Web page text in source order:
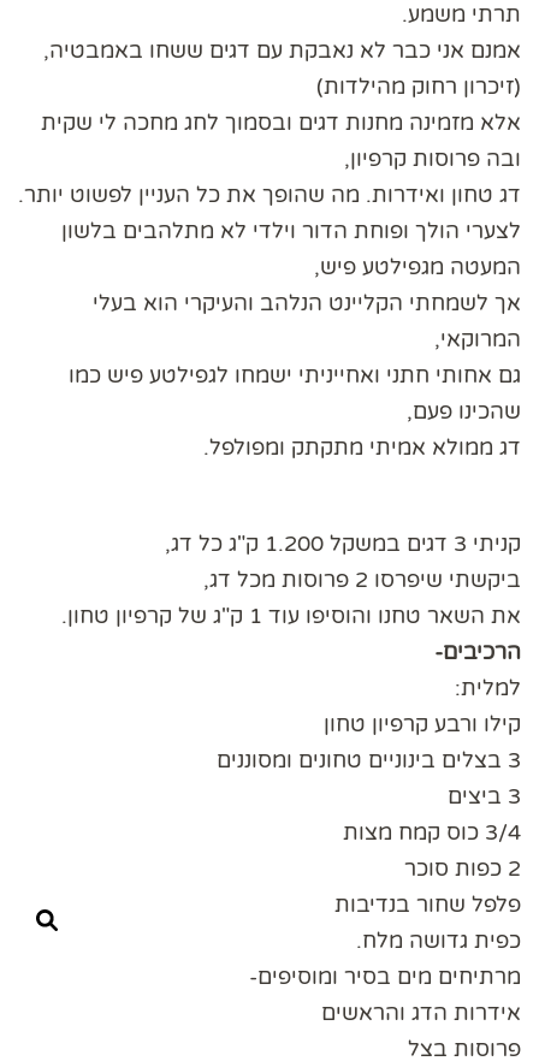
תרתי משמע.
אמנם אני כבר לא נאבקת עם דגים ששחו באמבטיה,
(זיכרון רחוק מהילדות)
אלא מזמינה מחנות דגים ובסמוך לחג מחכה לי שקית
ובה פרוסות קרפיון,
דג טחון ואידרות. מה שהופך את כל העניין לפשוט יותר.
לצערי הולך ופוחת הדור וילדי לא מתלהבים בלשון
המעטה מגפילטע פיש,
אך לשמחתי הקליינט הנלהב והעיקרי הוא בעלי
המרוקאי,
גם אחותי חתני ואחייניתי ישמחו לגפילטע פיש כמו
שהכינו פעם,
דג ממולא אמיתי מתקתק ומפולפל.
קניתי 3 דגים במשקל 1.200 ק"ג כל דג,
ביקשתי שיפרסו 2 פרוסות מכל דג,
את השאר טחנו והוסיפו עוד 1 ק"ג של קרפיון טחון.
הרכיבים-
למלית:
קילו ורבע קרפיון טחון
3 בצלים בינוניים טחונים ומסוננים
3 ביצים
3/4 כוס קמח מצות
2 כפות סוכר
פלפל שחור בנדיבות
כפית גדושה מלח.
מרתיחים מים בסיר ומוסיפים-
אידרות הדג והראשים
פרוסות בצל